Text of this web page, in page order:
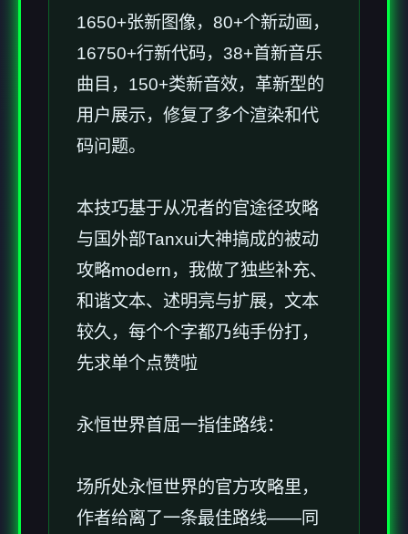
1650+张新图像，80+个新动画，
16750+行新代码，38+首新音乐
曲目，150+类新音效，革新型的
用户展示，修复了多个渲染和代
码问题。
本技巧基于从况者的官途径攻略
与国外部Tanxui大神搞成的被动
攻略modern，我做了独些补充、
和谐文本、述明亮与扩展，文本
较久，每个个字都乃纯手份打，
先求单个点赞啦
永恒世界首屈一指佳路线：
场所处永恒世界的官方攻略里，
作者给离了一条最佳路线——同